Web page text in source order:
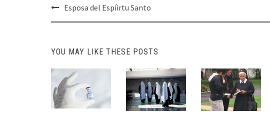
Post
navigation
Esposa del Espíirtu Santo
YOU MAY LIKE THESE POSTS